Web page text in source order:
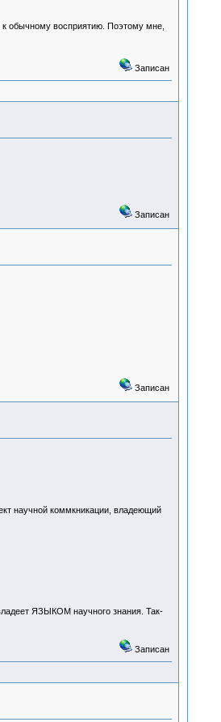
обычному восприятию. Поэтому мне,
Записан
Записан
Записан
научной коммкникации, владеющий
ЯЗЫКОМ научного знания. Так-
Записан